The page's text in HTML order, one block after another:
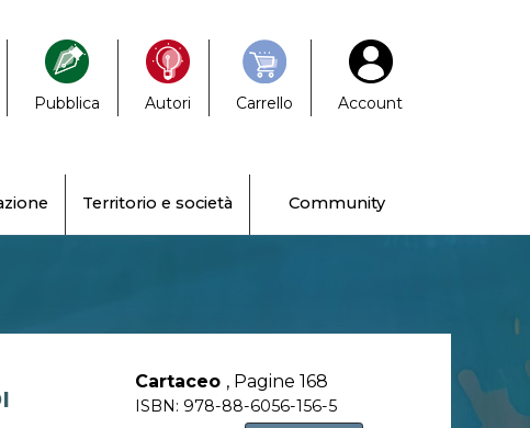
Pubblica Autori Carrello Account
Territorio e società Community
Cartaceo , Pagine 168
ISBN: 978-88-6056-156-5